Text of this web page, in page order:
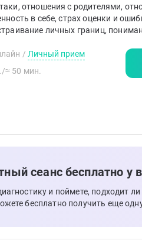
отношения с родителями,
в себе, страх оценки и
личных границ,
/ Личный прием
/≈ 50 мин.
сеанс бесплатно у
и поймете, подходит
бесплатно получить еще